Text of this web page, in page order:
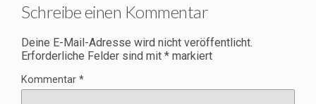
Schreibe einen Kommentar
Deine E-Mail-Adresse wird nicht veröffentlicht.
Erforderliche Felder sind mit * markiert
Kommentar *